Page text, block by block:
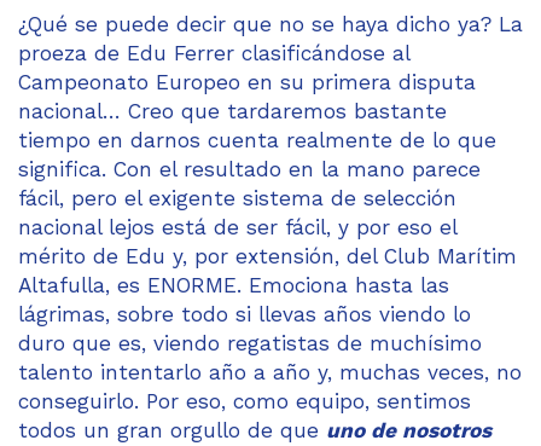
¿Qué se puede decir que no se haya dicho ya? La
proeza de Edu Ferrer clasificándose al
Campeonato Europeo en su primera disputa
nacional… Creo que tardaremos bastante
tiempo en darnos cuenta realmente de lo que
significa. Con el resultado en la mano parece
fácil, pero el exigente sistema de selección
nacional lejos está de ser fácil, y por eso el
mérito de Edu y, por extensión, del Club Marítim
Altafulla, es ENORME. Emociona hasta las
lágrimas, sobre todo si llevas años viendo lo
duro que es, viendo regatistas de muchísimo
talento intentarlo año a año y, muchas veces, no
conseguirlo. Por eso, como equipo, sentimos
todos un gran orgullo de que uno de nosotros